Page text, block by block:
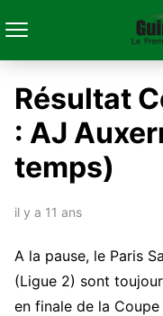
Résultat
: AJ
temps)
il y a 11 ans
A la pause, le Paris
(Ligue 2) sont
en finale de la